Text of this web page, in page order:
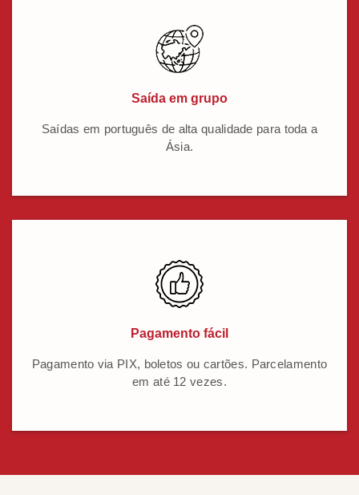
Saída em grupo
Saídas em português de alta qualidade para toda a
Ásia.
Pagamento fácil
Pagamento via PIX, boletos ou cartões. Parcelamento
em até 12 vezes.